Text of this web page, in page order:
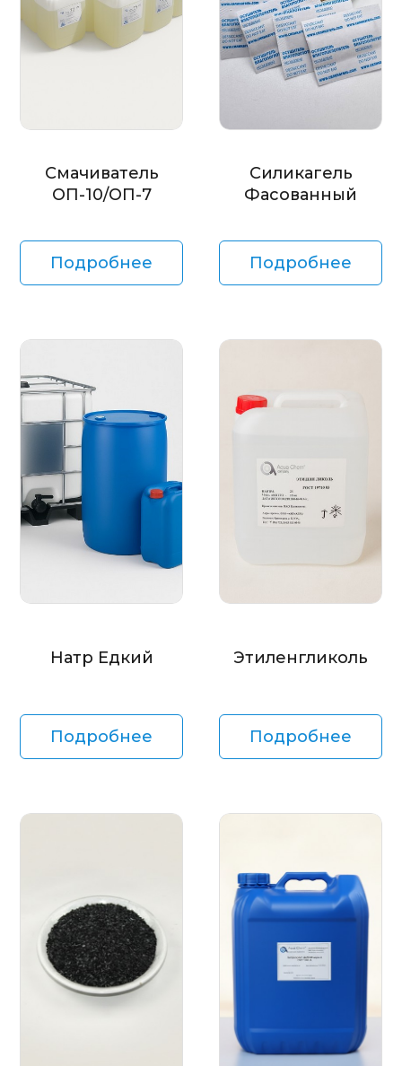
Смачиватель
ОП-10/ОП-7
Подробнее
Силикагель
Фасованный
Подробнее
Натр Едкий
Подробнее
Этиленгликоль
Подробнее